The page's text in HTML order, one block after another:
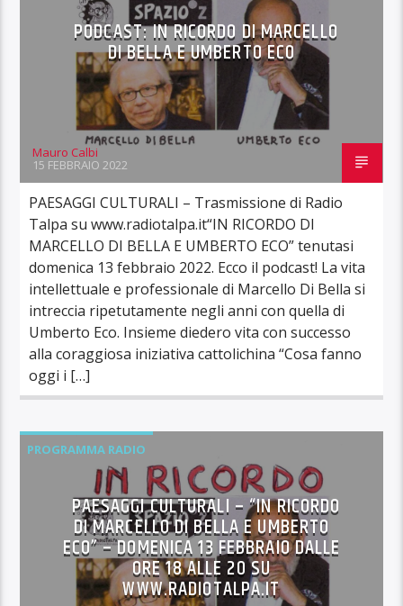
PODCAST: IN RICORDO DI MARCELLO
DI BELLA E UMBERTO ECO
Mauro Calbi
15 FEBBRAIO 2022
PAESAGGI CULTURALI – Trasmissione di Radio
Talpa su www.radiotalpa.it“IN RICORDO DI
MARCELLO DI BELLA E UMBERTO ECO” tenutasi
domenica 13 febbraio 2022. Ecco il podcast! La vita
intellettuale e professionale di Marcello Di Bella si
intreccia ripetutamente negli anni con quella di
Umberto Eco. Insieme diedero vita con successo
alla coraggiosa iniziativa cattolichina “Cosa fanno
oggi i […]
PROGRAMMA RADIO
PAESAGGI CULTURALI – “IN RICORDO
DI MARCELLO DI BELLA E UMBERTO
ECO” – DOMENICA 13 FEBBRAIO DALLE
ORE 18 ALLE 20 SU
WWW.RADIOTALPA.IT